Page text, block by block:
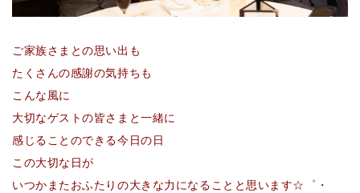
ご家族さまとの思い出も
たくさんの感謝の気持ちも
こんな風に
大切なゲストの皆さまと一緒に
感じることのできる今日の日
この大切な日が
いつかまたおふたりの大きな力になることと思います☆゜・